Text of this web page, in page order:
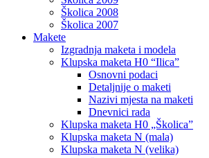
Školica 2008
Školica 2007
Makete
Izgradnja maketa i modela
Klupska maketa H0 “Ilica”
Osnovni podaci
Detaljnije o maketi
Nazivi mjesta na maketi
Dnevnici rada
Klupska maketa H0 „Školica”
Klupska maketa N (mala)
Klupska maketa N (velika)